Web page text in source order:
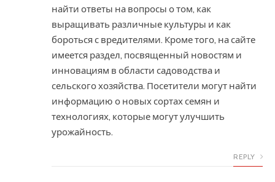
найти ответы на вопросы о том, как
выращивать различные культуры и как
бороться с вредителями. Кроме того, на сайте
имеется раздел, посвященный новостям и
инновациям в области садоводства и
сельского хозяйства. Посетители могут найти
информацию о новых сортах семян и
технологиях, которые могут улучшить
урожайность.
REPLY